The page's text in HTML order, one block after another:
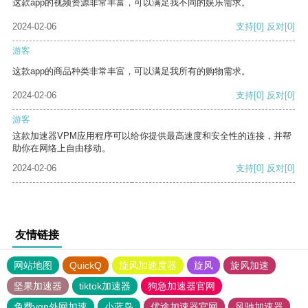
这款app的视频资源非常丰富，可以满足我不同的娱乐需求。
2024-02-06 支持[0] 反对[0]
游客
这款app的商品种类非常丰富，可以满足我所有的购物需求。
2024-02-06 支持[0] 反对[0]
游客
这款加速器VPM应用程序可以给你提供最高速度和安全性的连接，并帮
助你在网络上自由移动。
2024-02-06
支持[0] 反对[0]
友情链接
网站地图 QuickQ 旋风加速度器 旋风
旋风加速
坚果加速器
tiktok加速器
狗急加速器官网